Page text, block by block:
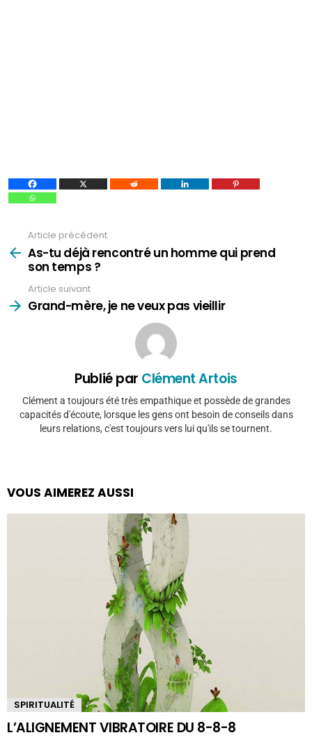
plus
Article précédent
As-tu déjà rencontré un homme qui prend
son temps ?
Article suivant
Grand-mère, je ne veux pas vieillir
Publié par Clément Artois
Clément a toujours été très empathique et possède de grandes
capacités d'écoute, lorsque les gens ont besoin de conseils dans
leurs relations, c'est toujours vers lui qu'ils se tournent.
VOUS AIMEREZ AUSSI
SPIRITUALITÉ
L’ALIGNEMENT VIBRATOIRE DU 8-8-8